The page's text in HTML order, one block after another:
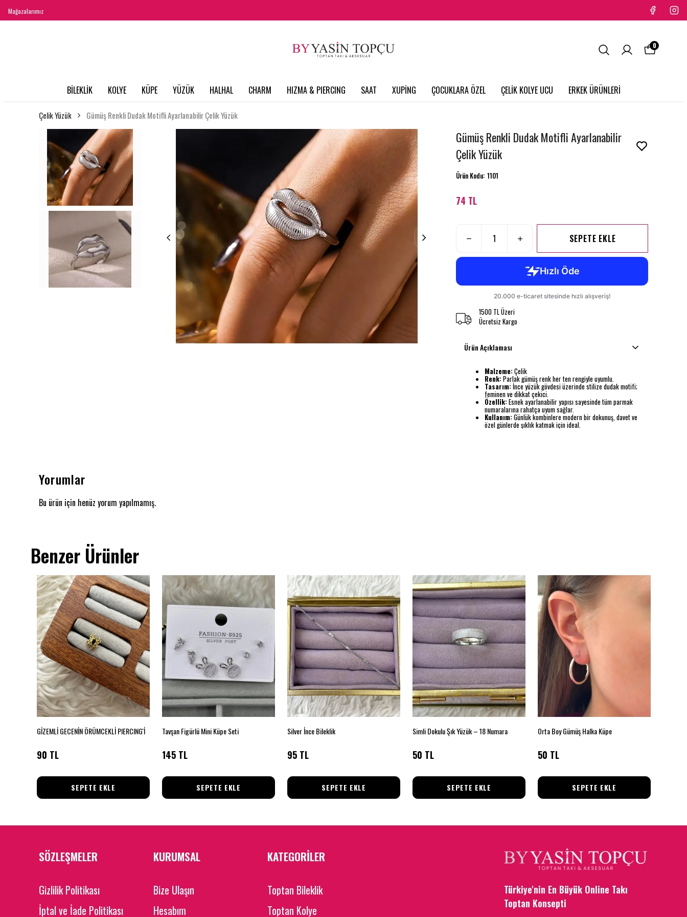
Mağazalarımız
BİLEKLİK KOLYE KÜPE YÜZÜK HALHAL CHARM HIZMA & PIERCING SAAT XUPİNG ÇOCUKLARA ÖZEL ÇELİK KOLYE UCU ERKEK ÜRÜNLERİ
0
Çelik Yüzük Gümüş Renkli Dudak Motifli Ayarlanabilir Çelik Yüzük
Gümüş Renkli Dudak Motifli Ayarlanabilir
Çelik Yüzük
Ürün Kodu: 1101
74 TL
SEPETE EKLE
1500 TL Üzeri
Ücretsiz Kargo
Ürün Açıklaması
Malzeme:Çelik
Renk:Parlak gümüş renk her ten rengiyle uyumlu.
Tasarım: İnce yüzük gövdesi üzerinde stilize dudak motifi;
feminen ve dikkat çekici.
Özellik:Esnek ayarlanabilir yapısı sayesinde tüm parmak
numaralarına rahatça uyum sağlar.
Kullanım:Günlük kombinlere modern bir dokunuş, davet ve
özel günlerde şıklık katmak için ideal.
Yorumlar
Bu ürün için henüz yorum yapılmamış.
Benzer Ürünler
GİZEMLİ GECENİN ÖRÜMCEKLİ PIERCING'İ
90 TL
SEPETE EKLE
Tavşan Figürlü Mini Küpe Seti
145 TL
SEPETE EKLE
Silver İnce Bileklik
95 TL
SEPETE EKLE
Simli Dokulu Şık Yüzük – 18 Numara
50 TL
SEPETE EKLE
Orta Boy Gümüş Halka Küpe
50 TL
SEPETE EKLE
SÖZLEŞMELER
Gizlilik Politikası
İptal ve İade Politikası
KURUMSAL
Bize Ulaşın
Hesabım
KATEGORİLER
Toptan Bileklik
Toptan Kolye
Türkiye'nin En Büyük Online Takı
Toptan Konsepti